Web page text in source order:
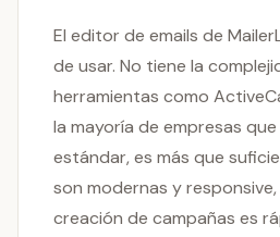
El editor de emails de
de usar. No tiene la
herramientas como
la mayoría de empresas
estándar, es más que
son modernas y
creación de campañas es